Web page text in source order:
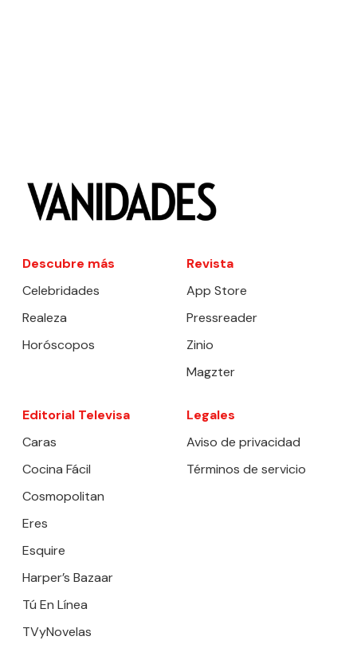
Descubre más
Celebridades
Realeza
Horóscopos
Revista
App Store
Pressreader
Zinio
Magzter
Editorial Televisa
Caras
Cocina Fácil
Cosmopolitan
Eres
Esquire
Harper’s Bazaar
Tú En Línea
TVyNovelas
Legales
Aviso de privacidad
Términos de servicio